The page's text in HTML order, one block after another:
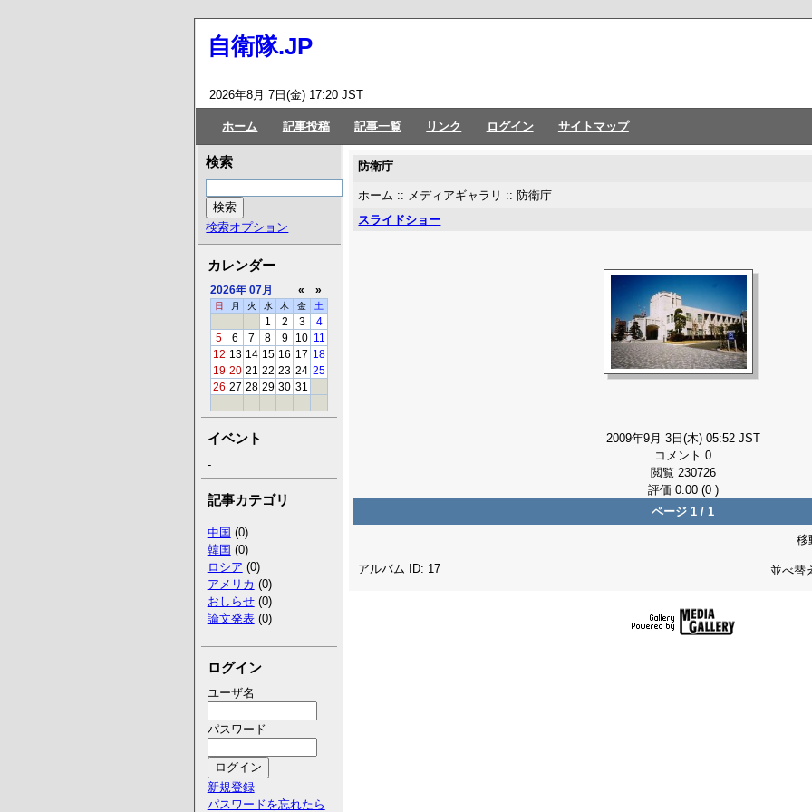
自衛隊.JP
2026年8月 7日(金) 17:20 JST
ホーム 記事投稿 記事一覧 リンク ログイン サイトマップ
防衛庁
ホーム :: メディアギャラリ :: 防衛庁
スライドショー
2009年9月 3日(木) 05:52 JST
コメント 0
閲覧 230726
評価 0.00 (0 )
ページ 1 / 1
アルバム ID: 17 並べ替
検索
検索オプション
カレンダー
2026年 07月 « »
日 月 火 水 木 金 土
1 2 3
4
5
6 7 8 9 10 11
12 13 14 15 16 17 18
19 20 21 22 23 24 25
26 27 28 29 30 31
イベント
-
記事カテゴリ
中国 (0)
韓国 (0)
ロシア (0)
アメリカ (0)
おしらせ(0)
論文発表(0)
ログイン
ユーザ名
パスワード
新規登録
パスワードを忘れたら